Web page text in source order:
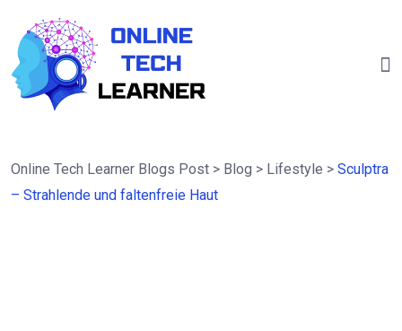
Online Tech Learner Blogs Post > Blog > Lifestyle > Sculptra
– Strahlende und faltenfreie Haut